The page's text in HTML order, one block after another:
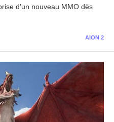
d'un nouveau MMO dès
AION 2